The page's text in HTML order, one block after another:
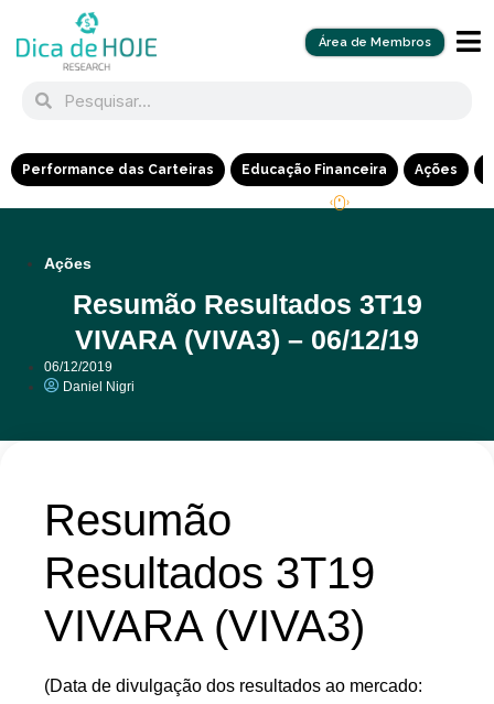
Área de Membros
Performance das Carteiras Educação Financeira Ações
Ações
Resumão Resultados 3T19
VIVARA (VIVA3) – 06/12/19
06/12/2019
Daniel Nigri
Resumão
Resultados 3T19
VIVARA (VIVA3)
(Data de divulgação dos resultados ao mercado: